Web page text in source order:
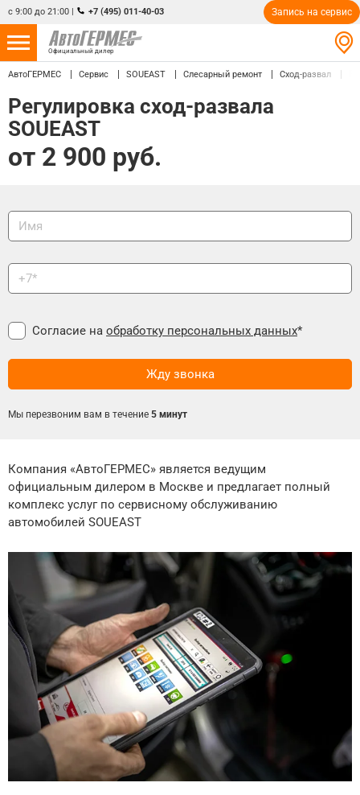
с 9:00 до 21:00 | +7 (495) 011-40-03 Запись на сервис
Официальный дилер
НОВЫЕ АВТОМОБИЛИ 4866 авто
С ПРОБЕГОМ 858 авто
СЕРВИС
АКЦИИ
О КОМПАНИИ
Избранное
Сравнение
Личный кабинет
АвтоГЕРМЕС Сервис SOUEAST Слесарный ремонт Сход-развал
Регулировка сход-развала
SOUEAST
от 2 900 руб.
Согласие на обработку персональных данных*
Мы перезвоним вам в течение 5 минут
Компания «АвтоГЕРМЕС» является ведущим
официальным дилером в Москве и предлагает полный
комплекс услуг по сервисному обслуживанию
автомобилей SOUEAST